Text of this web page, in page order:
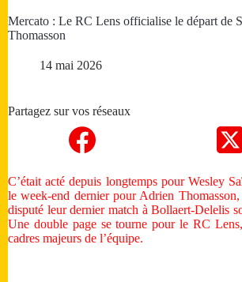
Mercato : Le RC Lens officialise le départ de
Thomasson
14 mai 2026
Partagez sur vos réseaux
C’était acté depuis longtemps pour Wesley
le week‑end dernier pour Adrien
disputé leur dernier match à Bollaert‑Delelis
Une double page se tourne pour le RC
cadres majeurs de l’équipe.